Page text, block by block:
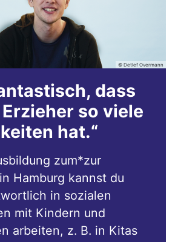
© Detlef Overmann
dass
so viele
hat.“
zum*zur
Hamburg kannst du
in sozialen
mit Kindern und
arbeiten, z. B. in Kitas